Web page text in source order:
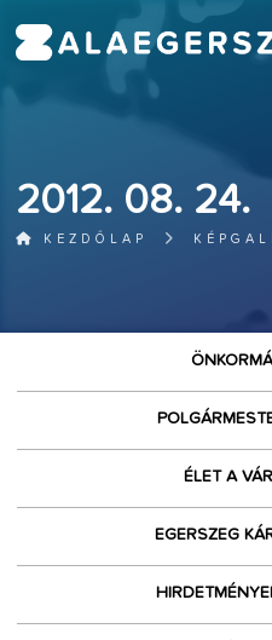
2012. 08. 24.
KEZDŐLAP
ÉLET A
EGERSZEG